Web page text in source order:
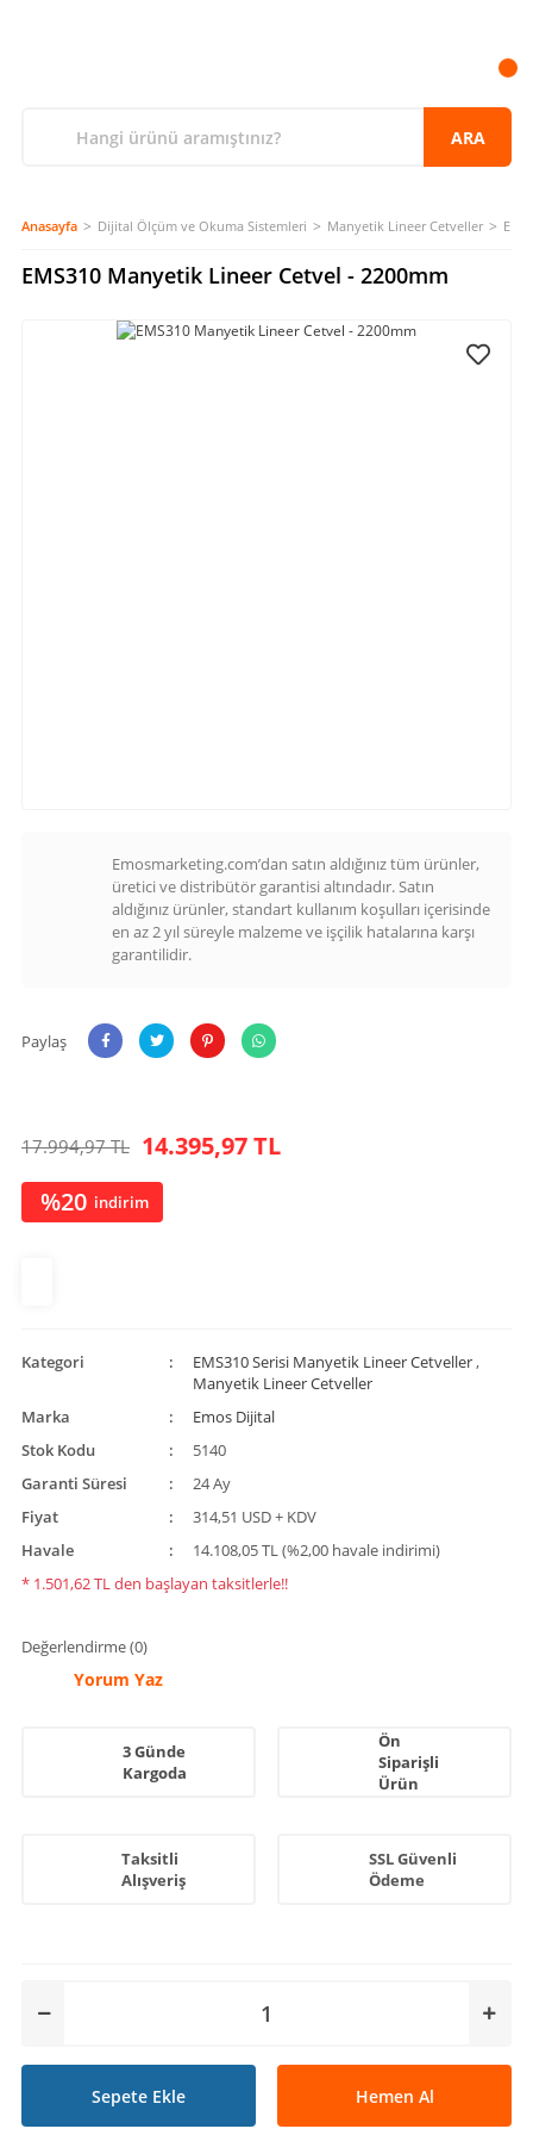
ARA
Anasayfa Dijital Ölçüm ve Okuma Sistemleri Manyetik Lineer Cetveller
EMS310 Manyetik Lineer Cetvel - 2200mm
Emosmarketing.com’dan satın aldığınız tüm ürünler,
üretici ve distribütör garantisi altındadır. Satın
aldığınız ürünler, standart kullanım koşulları içerisinde
en az 2 yıl süreyle malzeme ve işçilik hatalarına karşı
garantilidir.
Paylaş
17.994,97 TL 14.395,97 TL
%20 indirim
Kategori EMS310 Serisi Manyetik Lineer Cetveller,
Manyetik Lineer Cetveller
Marka
Emos Dijital
Stok Kodu
5140
Garanti Süresi
24 Ay
Fiyat
314,51 USD + KDV
Havale
14.108,05 TL (%2,00 havale indirimi)
* 1.501,62 TL den başlayan taksitlerle!!
Değerlendirme (0)
Yorum Yaz
3 Günde
Kargoda
Ön
Siparişli
Ürün
Taksitli
Alışveriş
SSL Güvenli
Ödeme
Sepete Ekle Hemen Al